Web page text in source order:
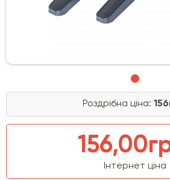
Роздрібна ціна:
Інтернет ціна